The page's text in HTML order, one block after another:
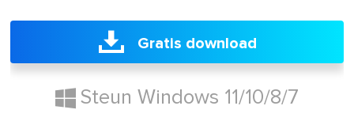
Gratis download
Steun Windows 11/10/8/7